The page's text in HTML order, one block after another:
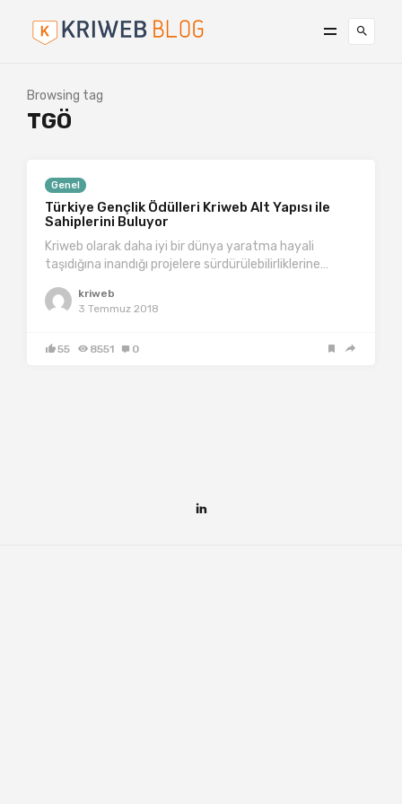
Browsing tag
TGÖ
Genel
Türkiye Gençlik Ödülleri Kriweb Alt Yapısı ile
Sahiplerini Buluyor
Kriweb olarak daha iyi bir dünya yaratma hayali
taşıdığına inandığı projelere sürdürülebilirliklerine…
kriweb
3 Temmuz 2018
55 8551 0